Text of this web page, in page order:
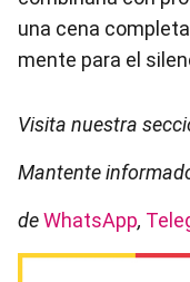
una cena
mente para el
Visita nuestra
Mantente
deWhatsApp,